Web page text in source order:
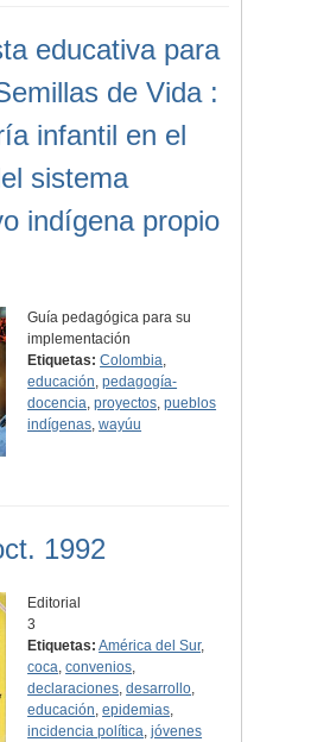
educativa para
de Vida :
infantil en el
sistema
indígena propio
Guía pedagógica para su
implementación
Etiquetas: Colombia,
educación,pedagogía-
docencia,proyectos,pueblos
indígenas,wayúu
1992
Editorial
3
Etiquetas: América del Sur,
coca,convenios,
declaraciones,desarrollo,
educación,epidemias,
incidencia política,jóvenes